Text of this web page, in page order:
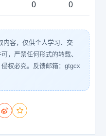
0 0
内容，仅供个人学习、交
，严禁任何形式的转载、
权必究。反馈邮箱：gtgcx